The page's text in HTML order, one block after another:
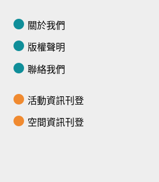
關於我們
版權聲明
聯絡我們
活動資訊刊登
空間資訊刊登